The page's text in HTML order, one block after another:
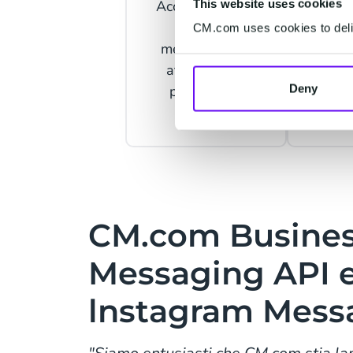
This website uses cookies
CM.com uses cookies to
Deny
Accesso a tutti i
canali di
messaggistica
attraverso la
piattaforma
CM.com
e offri
CM.com
Messaging API
lnstagram